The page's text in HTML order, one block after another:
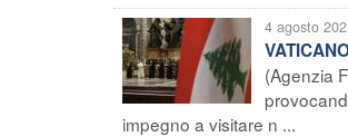
4 agosto
(Agenzia
impegno a visitare n ...